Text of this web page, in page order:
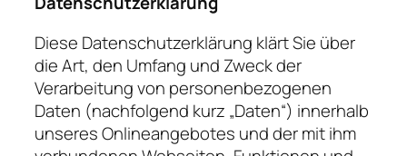
Diese Datenschutzerklärung klärt Sie über
die Art, den Umfang und Zweck der
Verarbeitung von personenbezogenen
Daten (nachfolgend kurz „Daten“) innerhalb
unseres Onlineangebotes und der mit ihm